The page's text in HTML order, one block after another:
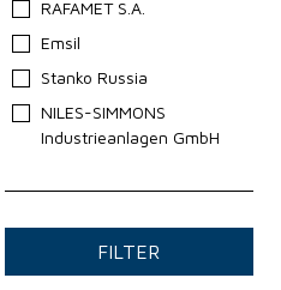
RAFAMET S.A.
Emsil
Stanko Russia
NILES-SIMMONS
Industrieanlagen GmbH
FILTER